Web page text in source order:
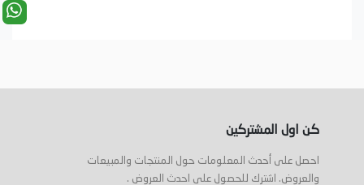
كن اول المشتركين
احصل على أحدث المعلومات حول المنتجات والمبيعات
والعروض. اشترك للحصول على احدث العروض .